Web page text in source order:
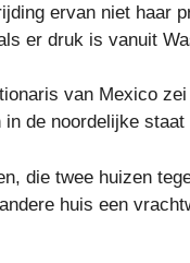
ervan niet haar
er druk is vanuit
van Mexico
in de noordelijke
die twee huizen
huis een